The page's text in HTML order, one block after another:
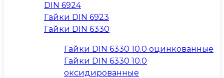
DIN 6924
Гайки DIN 6923
Гайки DIN 6330
Гайки DIN 6330 10.0 оцинкованные
Гайки DIN 6330 10.0
оксидированные